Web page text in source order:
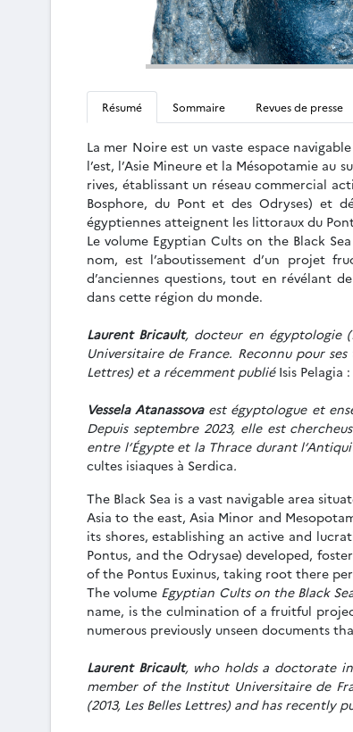
Résumé Sommaire Revues de presse
La mer Noire est un vaste espace
l’est, l’Asie Mineure et la Mésopotamie au
rives, établissant un réseau commercial
Bosphore, du Pont et des Odryses) et
égyptiennes atteignent les littoraux du
Le volume Egyptian Cults on the Black
nom, est l’aboutissement d’un projet
d’anciennes questions, tout en révélant
dans cette région du monde.
Laurent Bricault, docteur en égyptologie
Universitaire de France. Reconnu pour
Lettres) et a récemment publié Isis Pelagia
Vessela Atanassovaest égyptologue et
Depuis septembre 2023, elle est
entre l’Égypte et la Thrace durant
cultes isiaques à Serdica.
The Black Sea is a vast navigable area
Asia to the east, Asia Minor and
its shores, establishing an active and
Pontus, and the Odrysae) developed,
of the Pontus Euxinus, taking root there
The volume Egyptian Cults on the Black
name, is the culmination of a fruitful
numerous previously unseen documents
Laurent Bricault, who holds a doctorate in
member of the Institut Universitaire de
(2013, Les Belles Lettres) and has recently